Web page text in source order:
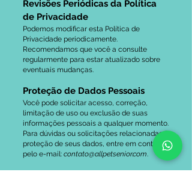
Revisões Periódicas da Política
de Privacidade
Podemos modificar esta Política de
Privacidade periodicamente.
Recomendamos que você a consulte
regularmente para estar atualizado sobre
eventuais mudanças.
Proteção de Dados Pessoais
Você pode solicitar acesso, correção,
limitação de uso ou exclusão de suas
informações pessoais a qualquer momento.
Para dúvidas ou solicitações relacionadas à
proteção de seus dados, entre em contato
pelo e-mail: contato@allpetsenior.com.